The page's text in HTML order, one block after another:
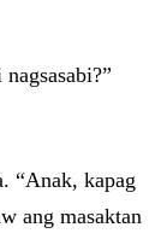
“Anak, kapag
ang masaktan